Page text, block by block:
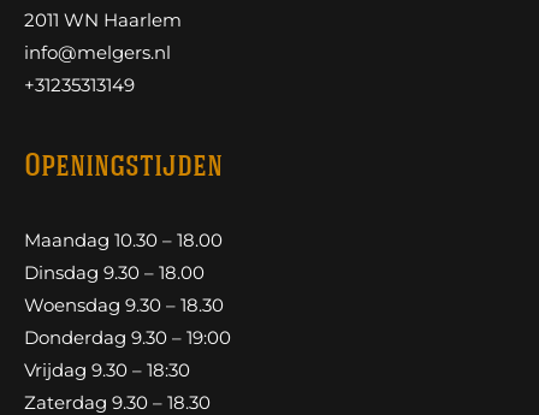
2011 WN Haarlem
info@melgers.nl
+31235313149
Openingstijden
Maandag 10.30 – 18.00
Dinsdag 9.30 – 18.00
Woensdag 9.30 – 18.30
Donderdag 9.30 – 19:00
Vrijdag 9.30 – 18:30
Zaterdag 9.30 – 18.30